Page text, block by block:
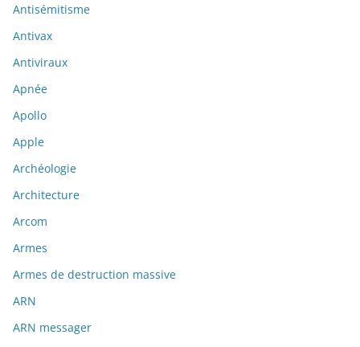
Antisémitisme
Antivax
Antiviraux
Apnée
Apollo
Apple
Archéologie
Architecture
Arcom
Armes
Armes de destruction massive
ARN
ARN messager